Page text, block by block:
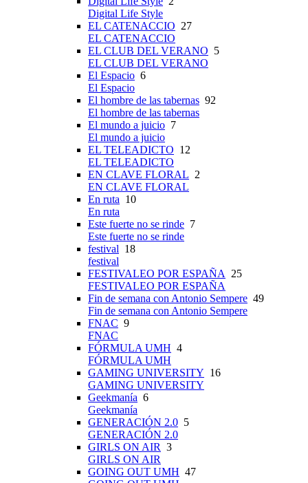
Digital Life Style
EL CATENACCIO 27
EL CATENACCIO
EL CLUB DEL VERANO 5
EL CLUB DEL VERANO
El Espacio 6
El Espacio
El hombre de las tabernas 92
El hombre de las tabernas
El mundo a juicio 7
El mundo a juicio
EL TELEADICTO 12
EL TELEADICTO
EN CLAVE FLORAL 2
EN CLAVE FLORAL
En ruta 10
En ruta
Este fuerte no se rinde 7
Este fuerte no se rinde
festival 18
festival
FESTIVALEO POR ESPAÑA
25
FESTIVALEO POR ESPAÑA
Fin de semana con Antonio Sempere 49
Fin de semana con Antonio Sempere
FNAC 9
FNAC
FÓRMULA UMH 4
FÓRMULA UMH
GAMING UNIVERSITY 16
GAMING UNIVERSITY
Geekmanía 6
Geekmanía
GENERACIÓN 2.0 5
GENERACIÓN 2.0
GIRLS ON AIR 3
GIRLS ON AIR
GOING OUT UMH 47